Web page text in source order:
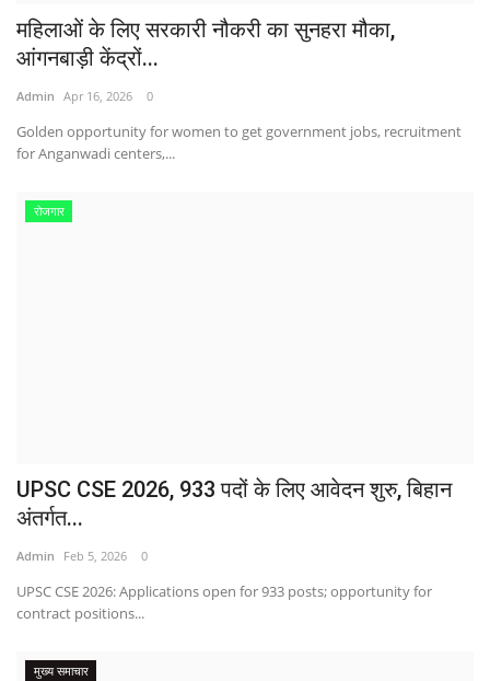
महिलाओं के लिए सरकारी नौकरी का सुनहरा मौका,
आंगनबाड़ी केंद्रों...
Admin Apr 16, 2026 0
Golden opportunity for women to get government jobs, recruitment
for Anganwadi centers,...
रोजगार
UPSC CSE 2026, 933 पदों के लिए आवेदन शुरु, बिहान
अंतर्गत...
Admin Feb 5, 2026 0
UPSC CSE 2026: Applications open for 933 posts; opportunity for
contract positions...
मुख्य समाचार